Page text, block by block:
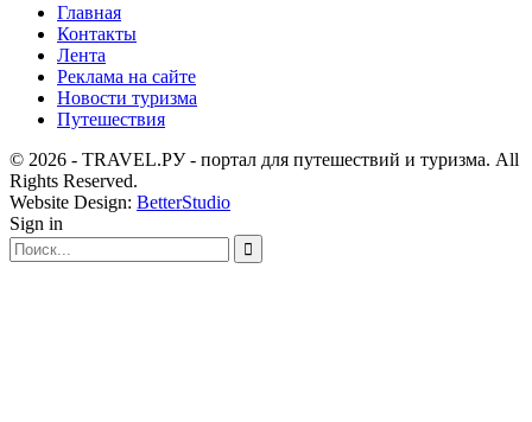
Главная
Контакты
Лента
Реклама на сайте
Новости туризма
Путешествия
© 2026 - TRAVEL.РУ - портал для путешествий и туризма. All
Rights Reserved.
Website Design: BetterStudio
Sign in